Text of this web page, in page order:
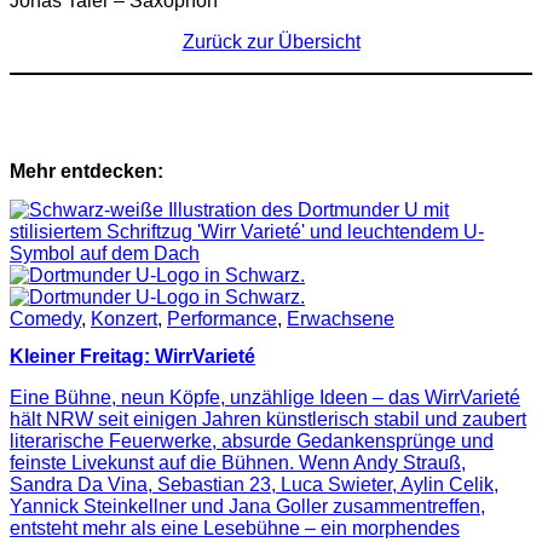
Zurück zur Übersicht
Mehr entdecken:
Comedy, Konzert, Performance, Erwachsene
Kleiner Freitag: WirrVarieté
Eine Bühne, neun Köpfe, unzählige Ideen – das WirrVarieté
hält NRW seit einigen Jahren künstlerisch stabil und zaubert
literarische Feuerwerke, absurde Gedankensprünge und
feinste Livekunst auf die Bühnen. Wenn Andy Strauß,
Sandra Da Vina, Sebastian 23, Luca Swieter, Aylin Celik,
Yannick Steinkellner und Jana Goller zusammentreffen,
entsteht mehr als eine Lesebühne – ein morphendes